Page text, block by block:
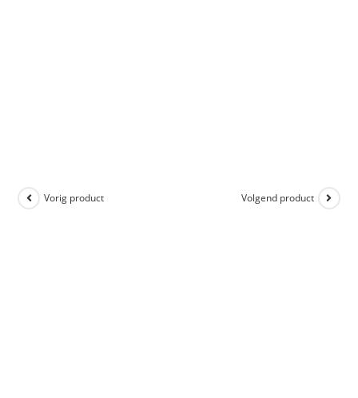
Vorig product Volgend product